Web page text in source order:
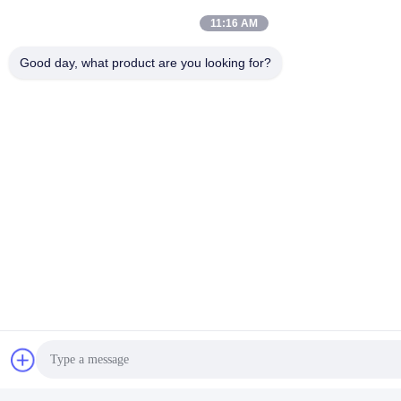
Γρήγορη επικοινωνία
11:16 AM
Good day, what product are you looking for?